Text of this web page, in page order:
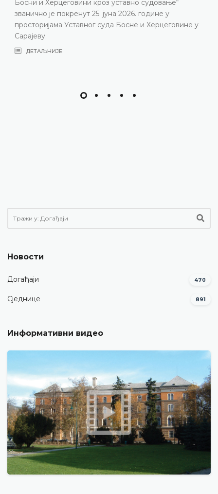
изазови с којима се Уставни суд суочава посљедњих
година, нарочито због непопуњености судијског
састава
Новости
Догађаји 470
Сједнице 891
Информативни видео